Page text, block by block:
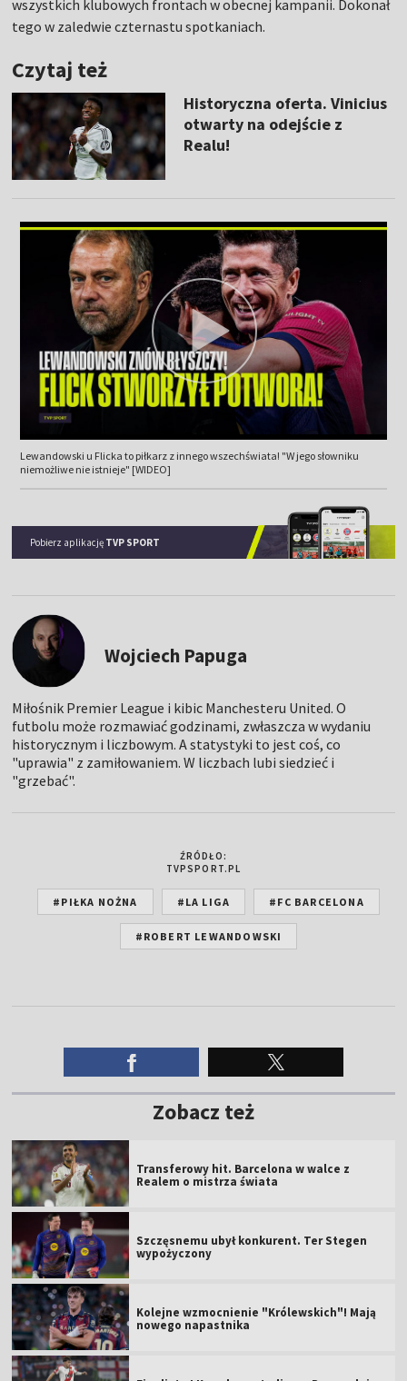
wszystkich klubowych frontach w obecnej kampanii. Dokonał
tego w zaledwie czternastu spotkaniach.
Czytaj też
Historyczna oferta. Vinicius
otwarty na odejście z
Realu!
Lewandowski u Flicka to piłkarz z innego wszechświata! "W jego słowniku
niemożliwe nie istnieje" [WIDEO]
Pobierz aplikację TVP SPORT
Wojciech Papuga
Miłośnik Premier League i kibic Manchesteru United. O
futbolu może rozmawiać godzinami, zwłaszcza w wydaniu
historycznym i liczbowym. A statystyki to jest coś, co
"uprawia" z zamiłowaniem. W liczbach lubi siedzieć i
"grzebać".
ŹRÓDŁO:
TVPSPORT.PL
#PIŁKA NOŻNA #LA LIGA #FC BARCELONA
#ROBERT LEWANDOWSKI
Zobacz też
Transferowy hit. Barcelona w walce z
Realem o mistrza świata
Szczęsnemu ubył konkurent. Ter Stegen
wypożyczony
Kolejne wzmocnienie "Królewskich"! Mają
nowego napastnika